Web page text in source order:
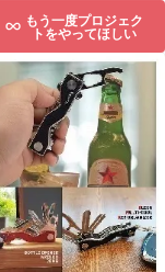
もう一度プロジェク
トをやってほしい